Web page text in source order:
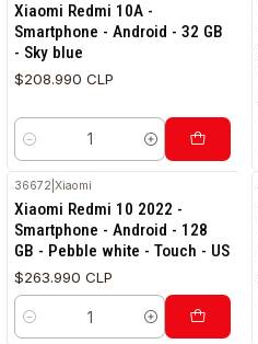
Xiaomi Redmi 10A -
Smartphone - Android - 32 GB
- Sky blue
$208.990 CLP
Cantidad
36672 |Xiaomi
Xiaomi Redmi 10 2022 -
Smartphone - Android - 128
GB - Pebble white - Touch - US
$263.990 CLP
Cantidad